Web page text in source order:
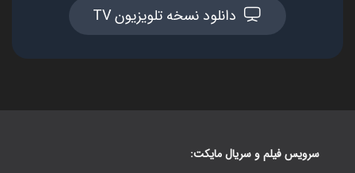
دانلود نسخه تلویزیون TV
سرویس فیلم و سریال مایکت: